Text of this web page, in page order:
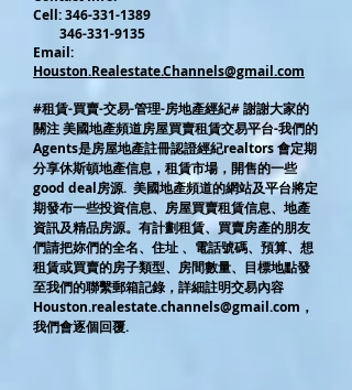
Cell:346-331-1389
346-331-9135
Email:
Houston.Realestate.Channels@gmail.com
#租賃-買賣-交易-管理-房地產經紀# 謝謝大家的
關注 美國地產頻道房屋買賣租賃交易平台-我們的
Agents是房屋地產註冊認證經紀realtors 會定期
分享休斯頓地產信息，租賃市場，開售的一些
good deal房源. 美國地產頻道的網站及平台將定
期發布一些投資信息、房屋買賣租賃信息、地產
資訊及精品房源。有計劃租賃、買賣房產的朋友
們請把妳們的全名、住址 、電話號碼、預算、想
租賃或買賣的房子類型、房間數量、目標地點發
至我們的聯繫郵箱記錄，詳細註明交易內容
Houston.realestate.channels@gmail.com ，
我們會逐個回覆.